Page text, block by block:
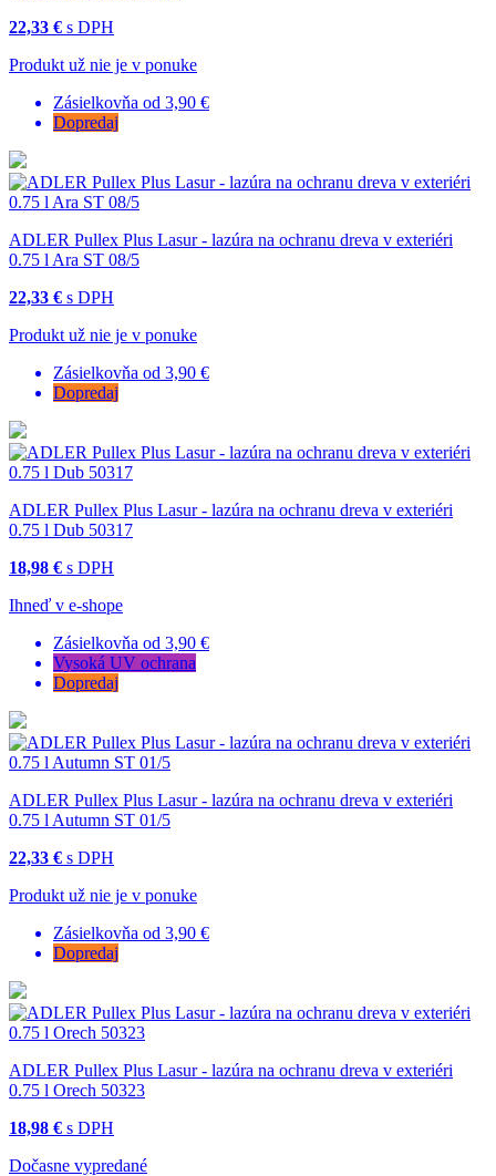
22,33 € s DPH
Produkt už nie je v ponuke
Zásielkovňa od 3,90 €
Dopredaj
ADLER Pullex Plus Lasur - lazúra na ochranu dreva v exteriéri
0.75 l Ara ST 08/5
22,33 € s DPH
Produkt už nie je v ponuke
Zásielkovňa od 3,90 €
Dopredaj
ADLER Pullex Plus Lasur - lazúra na ochranu dreva v exteriéri
0.75 l Dub 50317
18,98 € s DPH
Ihneď v e-shope
Zásielkovňa od 3,90 €
Vysoká UV ochrana
Dopredaj
ADLER Pullex Plus Lasur - lazúra na ochranu dreva v exteriéri
0.75 l Autumn ST 01/5
22,33 € s DPH
Produkt už nie je v ponuke
Zásielkovňa od 3,90 €
Dopredaj
ADLER Pullex Plus Lasur - lazúra na ochranu dreva v exteriéri
0.75 l Orech 50323
18,98 € s DPH
Dočasne vypredané